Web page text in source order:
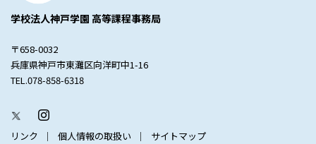
学校法人神戸学園 高等課程事務局
〒658-0032
兵庫県神戸市東灘区向洋町中1-16
TEL.078-858-6318
リンク 個人情報の取扱い サイトマップ